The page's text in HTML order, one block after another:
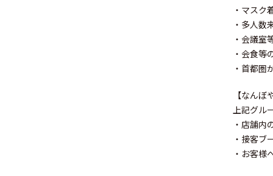
・マスク
・多人数
・会議室
・会食等
・首都圏
【なんぼ
上記グル
・店舗内
・接客ブ
・お客様